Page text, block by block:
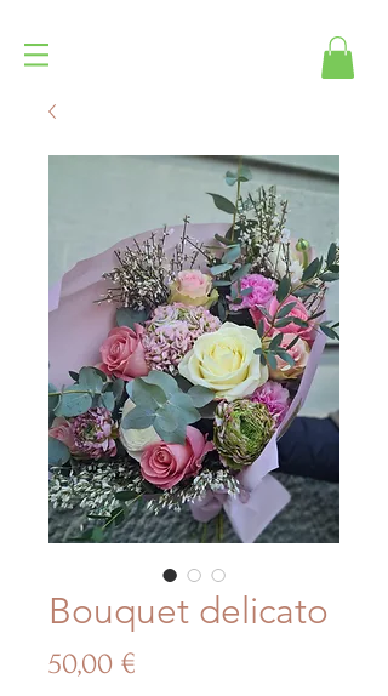
Bouquet delicato
50,00 €